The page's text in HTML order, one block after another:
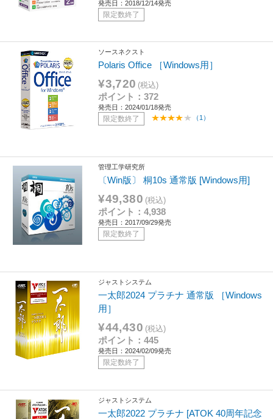
発売日：2018/12/14発売
限定数終了
ソースネクスト
Polaris Office ［Windows用］
¥3,720 (税込)
ポイント：372
発売日：2024/01/18発売
限定数終了 （1）
管理工学研究所
〔Win版〕 桐10s 通常版 [Windows用]
¥49,380 (税込)
ポイント：4,938
発売日：2017/09/29発売
限定数終了
ジャストシステム
一太郎2024 プラチナ 通常版 ［Windows
用］
¥44,430 (税込)
ポイント：445
発売日：2024/02/09発売
限定数終了
ジャストシステム
一太郎2022 プラチナ [ATOK 40周年記念